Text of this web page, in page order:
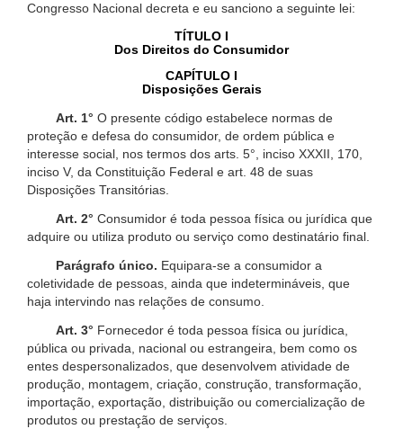
Congresso Nacional decreta e eu sanciono a seguinte lei:
TÍTULO I
Dos Direitos do Consumidor
CAPÍTULO I
Disposições Gerais
Art. 1° O presente código estabelece normas de
proteção e defesa do consumidor, de ordem pública e
interesse social, nos termos dos arts. 5°, inciso XXXII, 170,
inciso V, da Constituição Federal e art. 48 de suas
Disposições Transitórias.
Art. 2° Consumidor é toda pessoa física ou jurídica que
adquire ou utiliza produto ou serviço como destinatário final.
Parágrafo único. Equipara-se a consumidor a
coletividade de pessoas, ainda que indetermináveis, que
haja intervindo nas relações de consumo.
Art. 3° Fornecedor é toda pessoa física ou jurídica,
pública ou privada, nacional ou estrangeira, bem como os
entes despersonalizados, que desenvolvem atividade de
produção, montagem, criação, construção, transformação,
importação, exportação, distribuição ou comercialização de
produtos ou prestação de serviços.